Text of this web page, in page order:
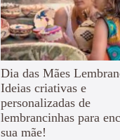
Dia das Mães
Ideias criativas e
personalizadas de
lembrancinhas para
sua mãe!